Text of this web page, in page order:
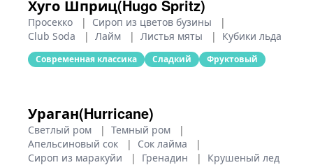
Хуго Шприц(Hugo Spritz)
Просекко | Сироп из цветов бузины
|
Club Soda
| Лайм | Листья мяты | Кубики льда
Современная классика Сладкий Фруктовый
Ураган(Hurricane)
Светлый ром | Темный ром
|
Апельсиновый сок
| Сок лайма
|
Сироп из маракуйи
| Гренадин | Крушеный лед